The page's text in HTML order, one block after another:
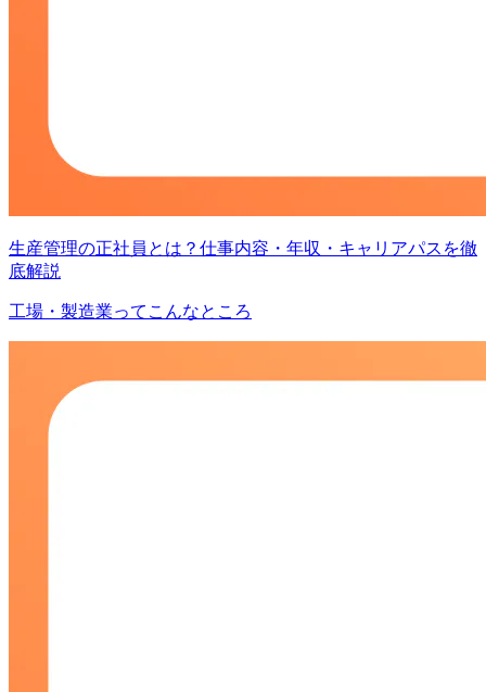
生産管理の正社員とは？仕事内容・年収・キャリアパスを徹
底解説
工場・製造業ってこんなところ